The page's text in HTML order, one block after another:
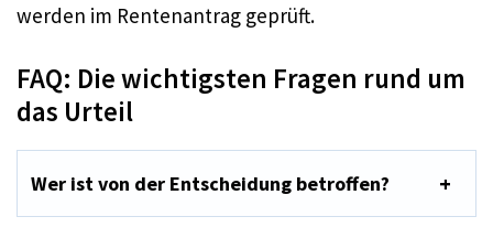
werden im Rentenantrag geprüft.
FAQ: Die wichtigsten Fragen rund um
das Urteil
Wer ist von der Entscheidung betroffen?